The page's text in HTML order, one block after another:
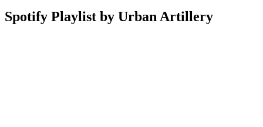
Spotify Playlist by Urban Artillery